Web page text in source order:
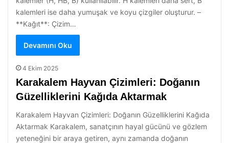
kalemleri ise daha yumuşak ve koyu çizgiler oluşturur. –
**Kağıt**: Çizim…
Devamını Oku
4 Ekim 2025
Karakalem Hayvan Çizimleri: Doğanın
Güzelliklerini Kağıda Aktarmak
Karakalem Hayvan Çizimleri: Doğanın Güzelliklerini Kağıda
Aktarmak Karakalem, sanatçının hayal gücünü ve gözlem
yeteneğini bir araya getiren, aynı zamanda doğanın